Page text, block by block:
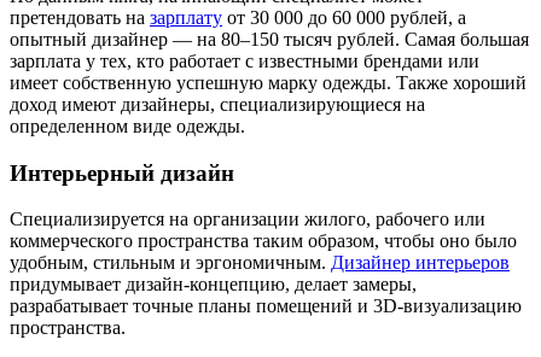
претендовать на зарплату от 30 000 до 60 000 рублей, а
опытный дизайнер — на 80–150 тысяч рублей. Самая большая
зарплата у тех, кто работает с известными брендами или
имеет собственную успешную марку одежды. Также хороший
доход имеют дизайнеры, специализирующиеся на
определенном виде одежды.
Интерьерный дизайн
Специализируется на организации жилого, рабочего или
коммерческого пространства таким образом, чтобы оно было
удобным, стильным и эргономичным. Дизайнер интерьеров
придумывает дизайн-концепцию, делает замеры,
разрабатывает точные планы помещений и 3D-визуализацию
пространства.